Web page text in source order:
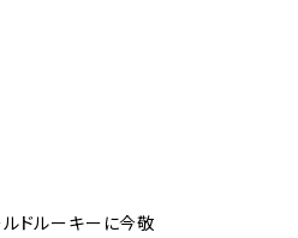
ドルーキーに今敬